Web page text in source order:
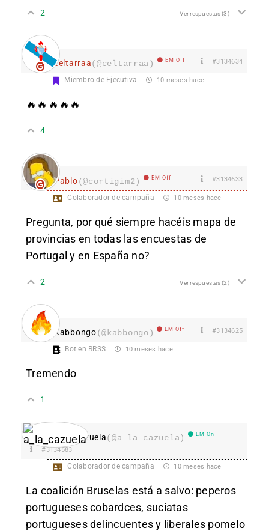
2 Ver respuestas(3)
celtarraa(@celtarraa) EM Off #3134634
Miembro de Ejecutiva 10 meses hace
🔥🔥🔥🔥🔥
4
Pablo(@cortigim2) EM Off #3134633
Colaborador de campaña 10 meses hace
Pregunta, por qué siempre hacéis mapa de
provincias en todas las encuestas de
Portugal y en España no?
2 Ver respuestas(2)
Kabbongo(@kabbongo) EM Off #3134625
Bot en RRSS 10 meses hace
Tremendo
1
a_la_cazuela(@a_la_cazuela) EM On
#3134583
Colaborador de campaña 10 meses hace
La coalición Bruselas está a salvo: peperos
portugueses cobardces, suciatas
portugueses delincuentes y liberales pomelo